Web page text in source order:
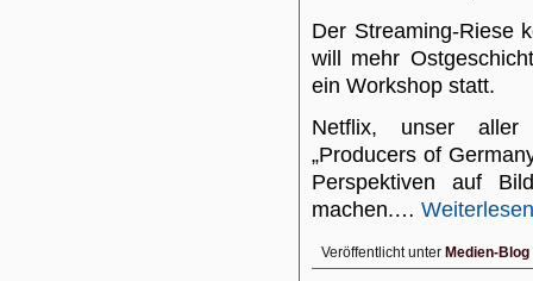
Der Streaming-Riese
will mehr
ein Workshop statt.
Netflix, unser aller
„Producers of
Perspektiven auf
machen.… Weiterlesen
Veröffentlicht unter Medien-Blog